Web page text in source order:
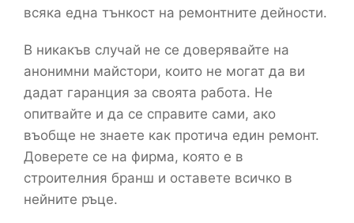
всяка една тънкост на ремонтните дейности.
В никакъв случай не се доверявайте на
анонимни майстори, които не могат да ви
дадат гаранция за своята работа. Не
опитвайте и да се справите сами, ако
въобще не знаете как протича един ремонт.
Доверете се на фирма, която е в
строителния бранш и оставете всичко в
нейните ръце.